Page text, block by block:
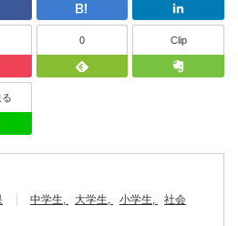
Facebook はてなブッ
Pocket
0
Feedly
Clip
る
中学生 大学生 小学生
社会